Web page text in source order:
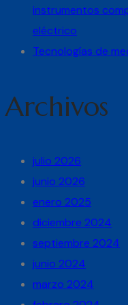
instrumentos
eléctrico
Tecnologías de
Archivos
julio 2026
junio 2026
enero 2025
diciembre 2024
septiembre 2024
junio 2024
marzo 2024